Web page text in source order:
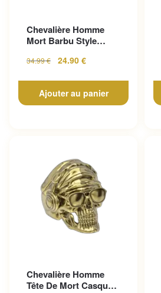
Chevalière Homme
Mort Barbu Style
Inoxy...
34.99€ 24.90 €
Ajouter au panier
Chevalière Homme
Tête De Mort Casque